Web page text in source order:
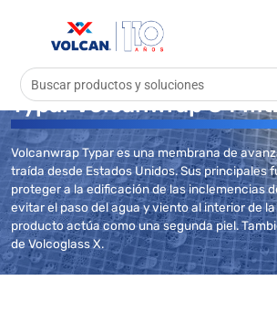
Typar Volcanwrap 84
Volcanwrap Typar es una membrana de
traída desde Estados Unidos. Sus principales
proteger a la edificación de las inclemencias
evitar el paso del agua y viento al interior de
producto actúa como una segunda piel.
de Volcoglass X.